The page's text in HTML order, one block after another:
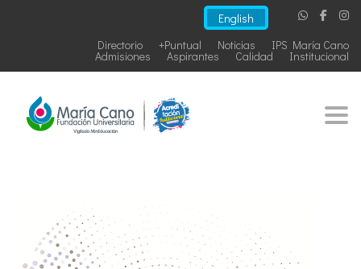
English
IPS María Cano
Noticias
+Puntual
Directorio
Institucional
Calidad
Aspirantes
Admisiones